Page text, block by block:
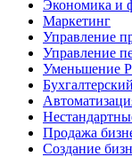
Экономика и
Маркетинг
Управление
Управление
Уменьшение
Продажа
Создание